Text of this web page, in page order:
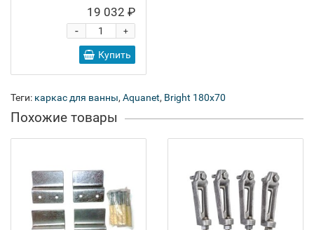
19 032 ₽
+
-
Купить
Теги: каркас для ванны, Aquanet, Bright 180x70
Похожие товары